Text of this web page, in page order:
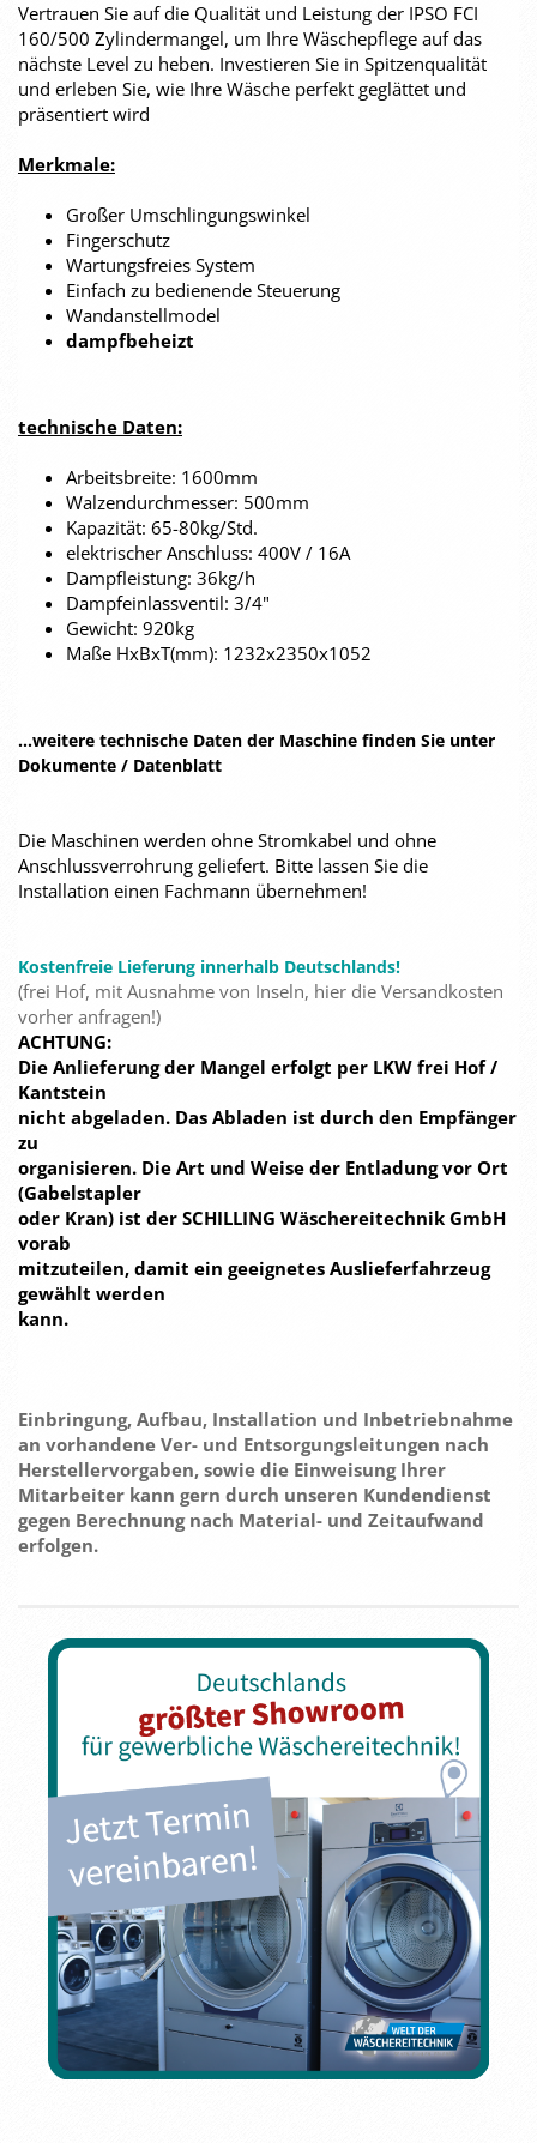
Vertrauen Sie auf die Qualität und Leistung der IPSO FCI
160/500 Zylindermangel, um Ihre Wäschepflege auf das
nächste Level zu heben. Investieren Sie in Spitzenqualität
und erleben Sie, wie Ihre Wäsche perfekt geglättet und
präsentiert wird
Merkmale:
Großer Umschlingungswinkel
Fingerschutz
Wartungsfreies System
Einfach zu bedienende Steuerung
Wandanstellmodel
dampfbeheizt
technische Daten:
Arbeitsbreite: 1600mm
Walzendurchmesser: 500mm
Kapazität: 65-80kg/Std.
elektrischer Anschluss: 400V / 16A
Dampfleistung: 36kg/h
Dampfeinlassventil: 3/4"
Gewicht: 920kg
Maße HxBxT(mm): 1232x2350x1052
...weitere technische Daten der Maschine finden Sie unter
Dokumente / Datenblatt
Die Maschinen werden ohne Stromkabel und ohne
Anschlussverrohrung geliefert. Bitte lassen Sie die
Installation einen Fachmann übernehmen!
Kostenfreie Lieferung innerhalb Deutschlands!
(frei Hof, mit Ausnahme von Inseln, hier die Versandkosten
vorher anfragen!)
ACHTUNG:
Die Anlieferung der Mangel erfolgt per LKW frei Hof /
Kantstein
nicht abgeladen. Das Abladen ist durch den Empfänger
zu
organisieren. Die Art und Weise der Entladung vor Ort
(Gabelstapler
oder Kran) ist der SCHILLING Wäschereitechnik GmbH
vorab
mitzuteilen, damit ein geeignetes Auslieferfahrzeug
gewählt werden
kann.
Einbringung, Aufbau, Installation und Inbetriebnahme
an vorhandene Ver- und Entsorgungsleitungen nach
Herstellervorgaben, sowie die Einweisung Ihrer
Mitarbeiter kann gern durch unseren Kundendienst
gegen Berechnung nach Material- und Zeitaufwand
erfolgen.